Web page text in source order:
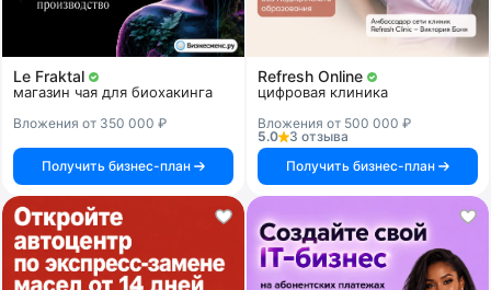
Le Fraktal
магазин чая для биохакинга
Вложения от 350 000 ₽
Получить бизнес-план
Refresh Online
цифровая клиника
Вложения от 500 000 ₽
5.0
3 отзыва
Получить бизнес-план